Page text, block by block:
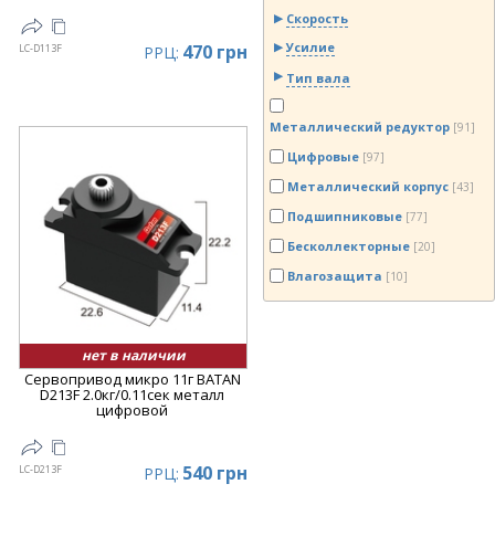
LC-D113F РРЦ: 470 грн
нет в наличии
Сервопривод микро 11г BATAN
D213F 2.0кг/0.11сек металл
цифровой
LC-D213F РРЦ: 540 грн
Скорость
Усилие
Тип вала
Металлический редуктор [91]
Цифровые [97]
Металлический корпус [43]
Подшипниковые [77]
Бесколлекторные [20]
Влагозащита [10]